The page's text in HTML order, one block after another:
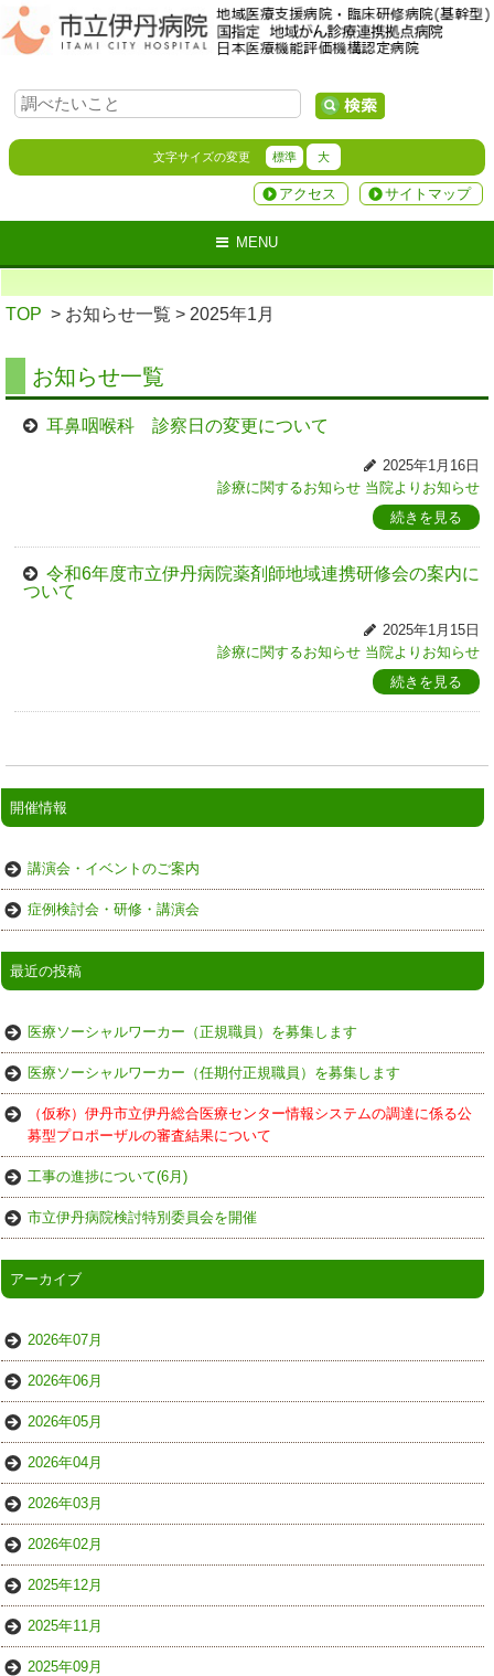
文字サイズの変更 標準 大
サイトマップ
アクセス
MENU
TOP > お知らせ一覧 > 2025年1月
お知らせ一覧
耳鼻咽喉科 診察日の変更について
2025年1月16日
診療に関するお知らせ 当院よりお知らせ
続きを見る
令和6年度市立伊丹病院薬剤師地域連携研修会の案内に
ついて
2025年1月15日
診療に関するお知らせ 当院よりお知らせ
続きを見る
開催情報
講演会・イベントのご案内
症例検討会・研修・講演会
最近の投稿
医療ソーシャルワーカー（正規職員）を募集します
医療ソーシャルワーカー（任期付正規職員）を募集します
（仮称）伊丹市立伊丹総合医療センター情報システムの調達に係る公
募型プロポーザルの審査結果について
工事の進捗について(6月)
市立伊丹病院検討特別委員会を開催
アーカイブ
2026年07月
2026年06月
2026年05月
2026年04月
2026年03月
2026年02月
2025年12月
2025年11月
2025年09月